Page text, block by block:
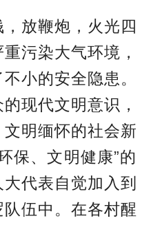
放鞭炮，火光四
污染大气环境，
小的安全隐患。
现代文明意识，
明缅怀的社会新
保、文明健康”的
代表自觉加入到
伍中。在各村醒